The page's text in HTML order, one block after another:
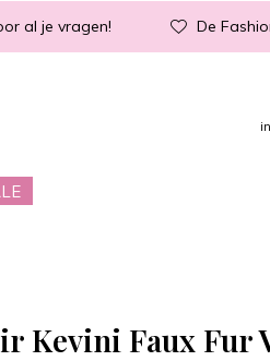
al je vragen! De
Kevini Faux Fur